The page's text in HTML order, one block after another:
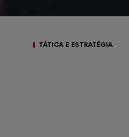
TÁTICA E ESTRATÉGIA